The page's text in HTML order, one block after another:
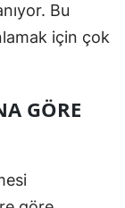
Bu
için çok
GÖRE